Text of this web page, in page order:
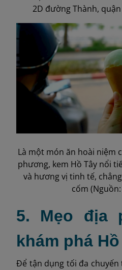
2D đường Thành,
Là một món ăn hoài niệm
phương, kem Hồ Tây nổi
và hương vị tinh tế,
cốm
5. Mẹo địa
khám phá
Để tận dụng tối đa chuyến